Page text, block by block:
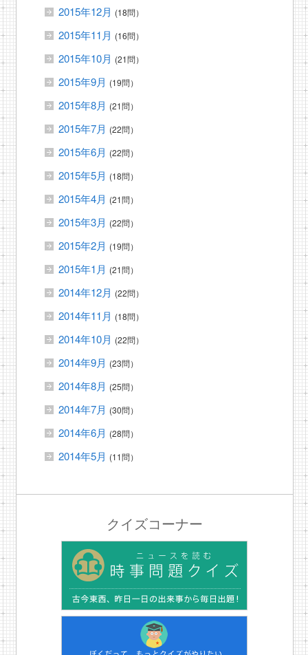
2015年12月 (18問）
2015年11月 (16問）
2015年10月 (21問）
2015年9月 (19問）
2015年8月 (21問）
2015年7月 (22問）
2015年6月 (22問）
2015年5月 (18問）
2015年4月 (21問）
2015年3月 (22問）
2015年2月 (19問）
2015年1月 (21問）
2014年12月 (22問）
2014年11月 (18問）
2014年10月 (22問）
2014年9月 (23問）
2014年8月 (25問）
2014年7月 (30問）
2014年6月 (28問）
2014年5月 (11問）
クイズコーナー